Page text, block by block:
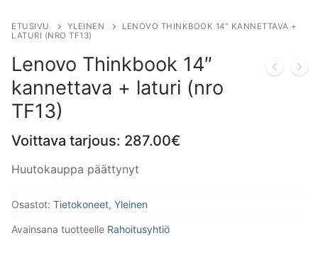
ETUSIVU YLEINEN
LENOVO THINKBOOK 14″ KANNETTAVA +
LATURI (NRO TF13)
Lenovo Thinkbook 14″
kannettava + laturi (nro
TF13)
Voittava tarjous: 287.00€
Huutokauppa päättynyt
Osastot: Tietokoneet, Yleinen
Avainsana tuotteelle Rahoitusyhtiö